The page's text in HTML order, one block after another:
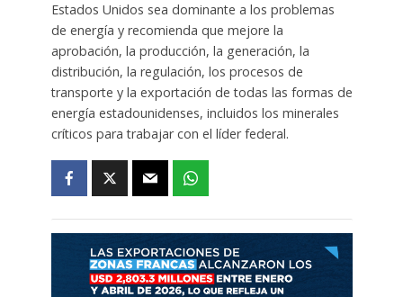
Estados Unidos sea dominante a los problemas
de energía y recomienda que mejore la
aprobación, la producción, la generación, la
distribución, la regulación, los procesos de
transporte y la exportación de todas las formas de
energía estadounidenses, incluidos los minerales
críticos para trabajar con el líder federal.